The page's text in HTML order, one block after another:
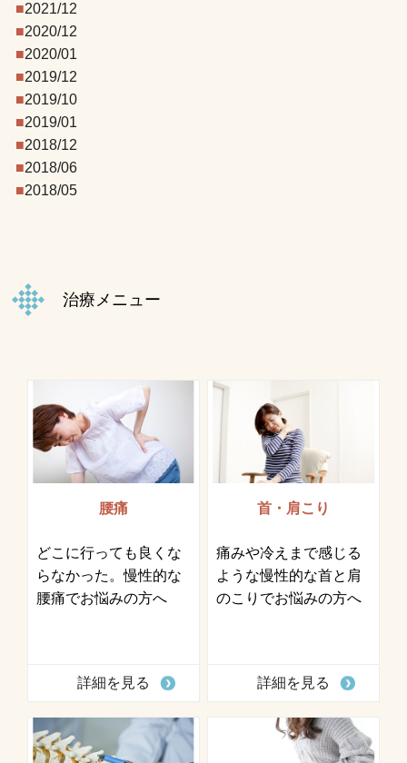
2021/12
2020/12
2020/01
2019/12
2019/10
2019/01
2018/12
2018/06
2018/05
治療メニュー
腰痛
どこに行っても良くな
らなかった。慢性的な
腰痛でお悩みの方へ
詳細を見る
首・肩こり
痛みや冷えまで感じる
ような慢性的な首と肩
のこりでお悩みの方へ
詳細を見る